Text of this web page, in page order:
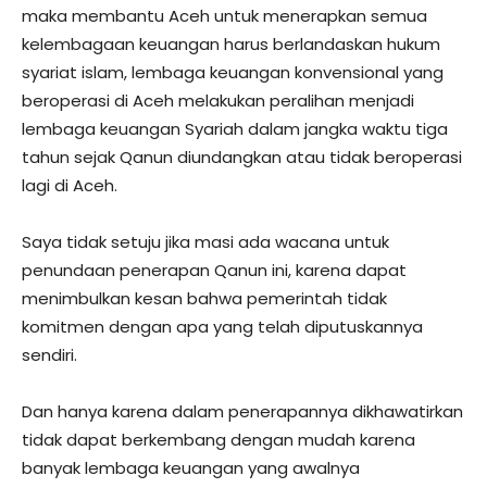
maka membantu Aceh untuk menerapkan semua
kelembagaan keuangan harus berlandaskan hukum
syariat islam, lembaga keuangan konvensional yang
beroperasi di Aceh melakukan peralihan menjadi
lembaga keuangan Syariah dalam jangka waktu tiga
tahun sejak Qanun diundangkan atau tidak beroperasi
lagi di Aceh.
Saya tidak setuju jika masi ada wacana untuk
penundaan penerapan Qanun ini, karena dapat
menimbulkan kesan bahwa pemerintah tidak
komitmen dengan apa yang telah diputuskannya
sendiri.
Dan hanya karena dalam penerapannya dikhawatirkan
tidak dapat berkembang dengan mudah karena
banyak lembaga keuangan yang awalnya